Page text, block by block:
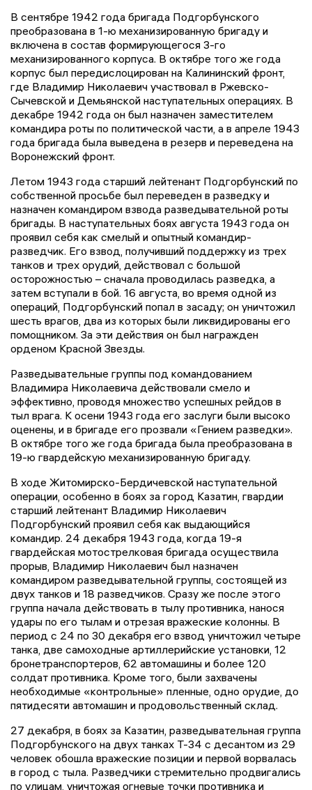
В сентябре 1942 года бригада Подгорбунского
преобразована в 1-ю механизированную бригаду и
включена в состав формирующегося 3-го
механизированного корпуса. В октябре того же года
корпус был передислоцирован на Калининский фронт,
где Владимир Николаевич участвовал в Ржевско-
Сычевской и Демьянской наступательных операциях. В
декабре 1942 года он был назначен заместителем
командира роты по политической части, а в апреле 1943
года бригада была выведена в резерв и переведена на
Воронежский фронт.
Летом 1943 года старший лейтенант Подгорбунский по
собственной просьбе был переведен в разведку и
назначен командиром взвода разведывательной роты
бригады. В наступательных боях августа 1943 года он
проявил себя как смелый и опытный командир-
разведчик. Его взвод, получивший поддержку из трех
танков и трех орудий, действовал с большой
осторожностью – сначала проводилась разведка, а
затем вступали в бой. 16 августа, во время одной из
операций, Подгорбунский попал в засаду; он уничтожил
шесть врагов, два из которых были ликвидированы его
помощником. За эти действия он был награжден
орденом Красной Звезды.
Разведывательные группы под командованием
Владимира Николаевича действовали смело и
эффективно, проводя множество успешных рейдов в
тыл врага. К осени 1943 года его заслуги были высоко
оценены, и в бригаде его прозвали «Гением разведки».
В октябре того же года бригада была преобразована в
19-ю гвардейскую механизированную бригаду.
В ходе Житомирско-Бердичевской наступательной
операции, особенно в боях за город Казатин, гвардии
старший лейтенант Владимир Николаевич
Подгорбунский проявил себя как выдающийся
командир. 24 декабря 1943 года, когда 19-я
гвардейская мотострелковая бригада осуществила
прорыв, Владимир Николаевич был назначен
командиром разведывательной группы, состоящей из
двух танков и 18 разведчиков. Сразу же после этого
группа начала действовать в тылу противника, нанося
удары по его тылам и отрезая вражеские колонны. В
период с 24 по 30 декабря его взвод уничтожил четыре
танка, две самоходные артиллерийские установки, 12
бронетранспортеров, 62 автомашины и более 120
солдат противника. Кроме того, были захвачены
необходимые «контрольные» пленные, одно орудие, до
пятидесяти автомашин и продовольственный склад.
27 декабря, в боях за Казатин, разведывательная группа
Подгорбунского на двух танках Т-34 с десантом из 29
человек обошла вражеские позиции и первой ворвалась
в город с тыла. Разведчики стремительно продвигались
по улицам, уничтожая огневые точки противника и